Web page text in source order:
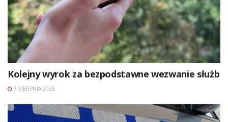
Kolejny wyrok za bezpodstawne wezwanie służb
7 SIERPNIA 2026